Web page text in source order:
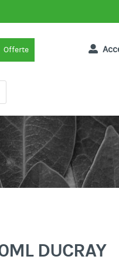
Offerte
DUCRAY